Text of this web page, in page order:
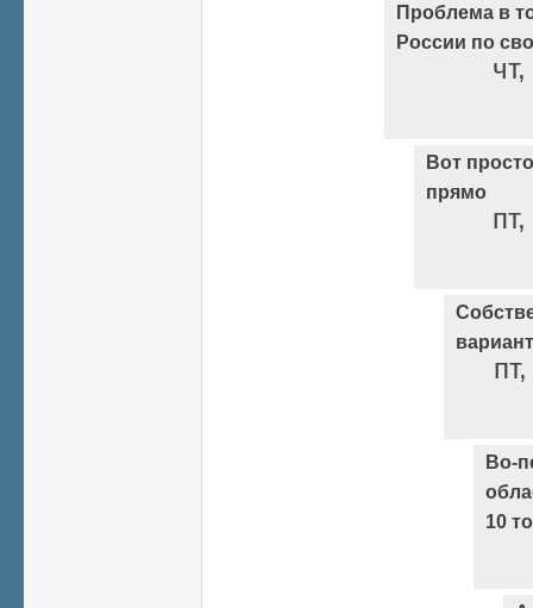
Проблема в
России по
Вот
прямо
Во-
10